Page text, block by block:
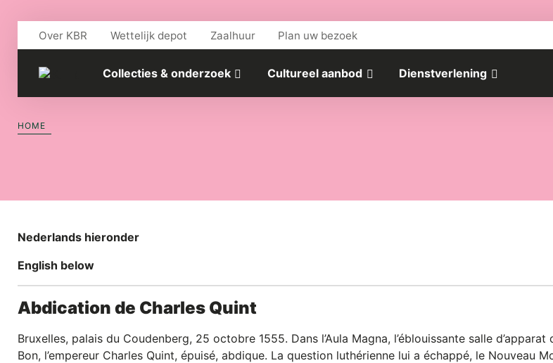
Over KBR Wettelijk depot Zaalhuur Plan uw bezoek
Collecties & onderzoek Cultureel aanbod Dienstverlening
HOME
Nederlands hieronder
English below
Abdication de Charles Quint
Bruxelles, palais du Coudenberg, 25 octobre 1555. Dans l’Aula Magna, l’éblouissante salle
Bon, l’empereur Charles Quint, épuisé, abdique. La question luthérienne lui a échappé, le Nouveau